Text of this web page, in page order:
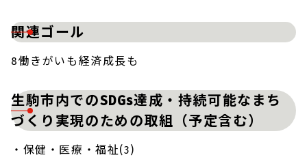
関連ゴール
8働きがいも経済成長も
生駒市内でのSDGs達成・持続可能なまち
づくり実現のための取組（予定含む）
・保健・医療・福祉(3)